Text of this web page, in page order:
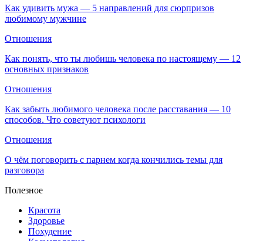
Как удивить мужа — 5 направлений для сюрпризов
любимому мужчине
Отношения
Как понять, что ты любишь человека по настоящему — 12
основных признаков
Отношения
Как забыть любимого человека после расставания — 10
способов. Что советуют психологи
Отношения
О чём поговорить с парнем когда кончились темы для
разговора
Полезное
Красота
Здоровье
Похудение